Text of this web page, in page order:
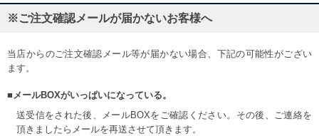
※ご注文確認メールが届かないお客様へ
当店からのご注文確認メール等が届かない場合、下記の可能性がござい
ます。
■メールBOXがいっぱいになっている。
送受信をされた後、メールBOXをご確認ください。その後、ご連絡を
頂きましたらメールを再送させて頂きます。